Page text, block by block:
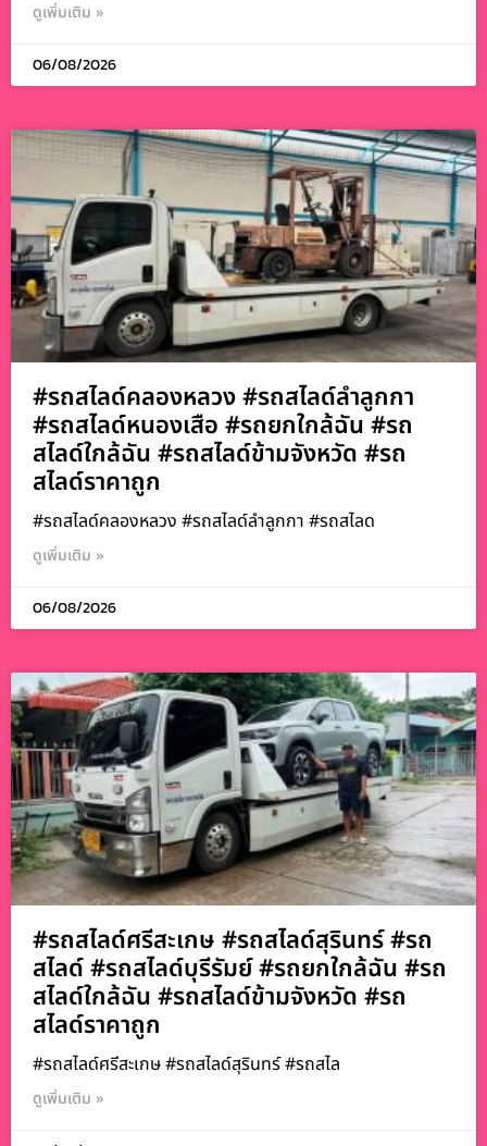
ดูเพิ่มเติม »
06/08/2026
#รถสไลด์คลองหลวง #รถสไลด์ลำลูกกา
#รถสไลด์หนองเสือ #รถยกใกล้ฉัน #รถ
สไลด์ใกล้ฉัน #รถสไลด์ข้ามจังหวัด #รถ
สไลด์ราคาถูก
#รถสไลด์คลองหลวง #รถสไลด์ลำลูกกา #รถสไลด
ดูเพิ่มเติม »
06/08/2026
#รถสไลด์ศรีสะเกษ #รถสไลด์สุรินทร์ #รถ
สไลด์ #รถสไลด์บุรีรัมย์ #รถยกใกล้ฉัน #รถ
สไลด์ใกล้ฉัน #รถสไลด์ข้ามจังหวัด #รถ
สไลด์ราคาถูก
#รถสไลด์ศรีสะเกษ #รถสไลด์สุรินทร์ #รถสไล
ดูเพิ่มเติม »